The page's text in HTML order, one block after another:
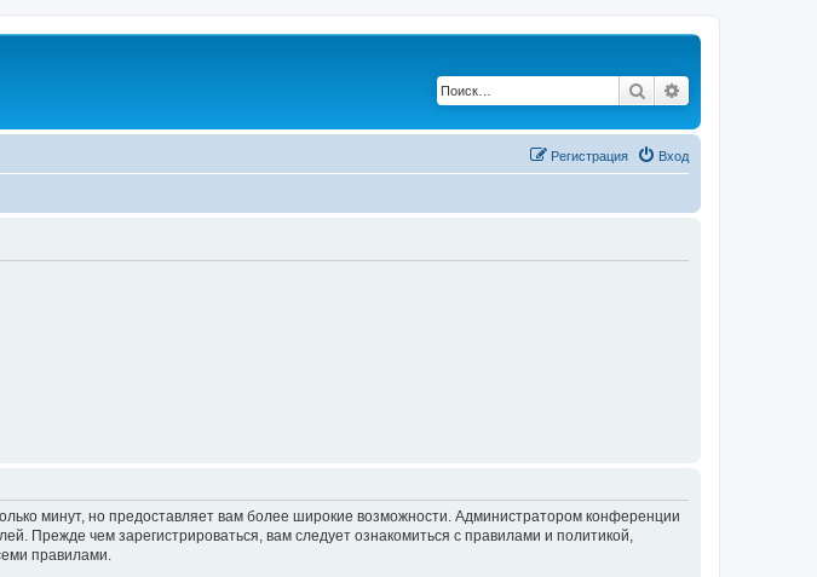
Поиск
Вход
Регистрация
минут, но предоставляет вам более широкие возможности. Администратором конференции
Прежде чем зарегистрироваться, вам следует ознакомиться с правилами и политикой,
правилами.